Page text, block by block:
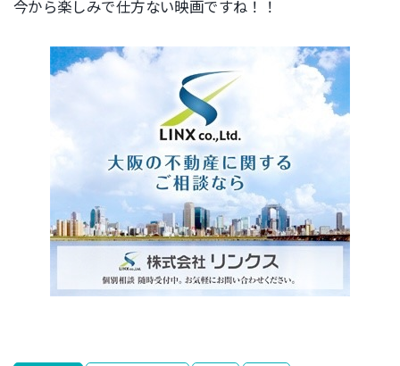
今から楽しみで仕方ない映画ですね！！